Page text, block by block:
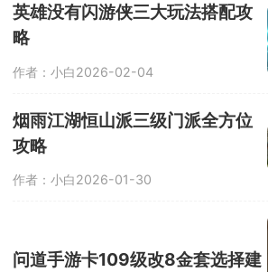
英雄没有闪游侠三大玩法搭配攻
略
作者：小白2026-02-04
烟雨江湖恒山派三级门派全方位
攻略
作者：小白2026-01-30
问道手游卡109级改8金套选择建